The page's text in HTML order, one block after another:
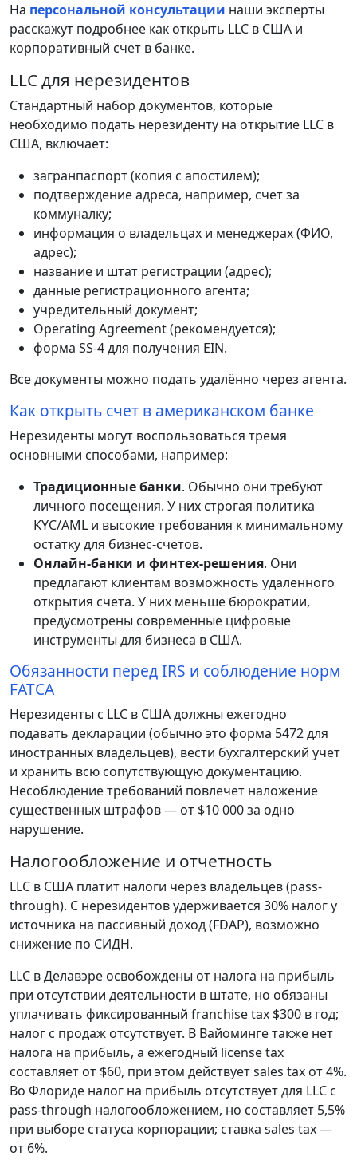
На персональной консультации наши эксперты
расскажут подробнее как открыть LLC в США и
корпоративный счет в банке.
LLC для нерезидентов
Стандартный набор документов, которые
необходимо подать нерезиденту на открытие LLC в
США, включает:
загранпаспорт (копия с апостилем);
подтверждение адреса, например, счет за
коммуналку;
информация о владельцах и менеджерах (ФИО,
адрес);
название и штат регистрации (адрес);
данные регистрационного агента;
учредительный документ;
Operating Agreement (рекомендуется);
форма SS-4 для получения EIN.
Все документы можно подать удалённо через агента.
Как открыть счет в американском банке
Нерезиденты могут воспользоваться тремя
основными способами, например:
Традиционные банки. Обычно они требуют
личного посещения. У них строгая политика
KYC/AML и высокие требования к минимальному
остатку для бизнес-счетов.
Онлайн-банки и финтех-решения. Они
предлагают клиентам возможность удаленного
открытия счета. У них меньше бюрократии,
предусмотрены современные цифровые
инструменты для бизнеса в США.
Обязанности перед IRS и соблюдение норм
FATCA
Нерезиденты с LLC в США должны ежегодно
подавать декларации (обычно это форма 5472 для
иностранных владельцев), вести бухгалтерский учет
и хранить всю сопутствующую документацию.
Несоблюдение требований повлечет наложение
существенных штрафов — от $10 000 за одно
нарушение.
Налогообложение и отчетность
LLC в США платит налоги через владельцев (pass-
through). С нерезидентов удерживается 30% налог у
источника на пассивный доход (FDAP), возможно
снижение по СИДН.
LLC в Делавэре освобождены от налога на прибыль
при отсутствии деятельности в штате, но обязаны
уплачивать фиксированный franchise tax $300 в год;
налог с продаж отсутствует. В Вайоминге также нет
налога на прибыль, а ежегодный license tax
составляет от $60, при этом действует sales tax от 4%.
Во Флориде налог на прибыль отсутствует для LLC с
pass-through налогообложением, но составляет 5,5%
при выборе статуса корпорации; ставка sales tax —
от 6%.